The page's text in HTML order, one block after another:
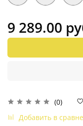
(0)
Добавить в
9 289.00